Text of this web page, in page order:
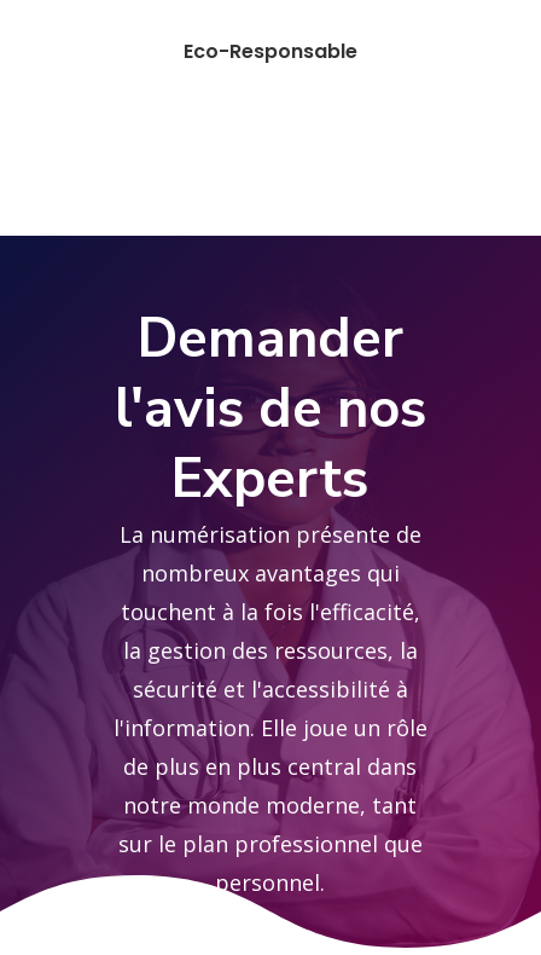
Eco-Responsable
Demander
l'avis de nos
Experts
La numérisation présente de
nombreux avantages qui
touchent à la fois l'efficacité,
la gestion des ressources, la
sécurité et l'accessibilité à
l'information. Elle joue un rôle
de plus en plus central dans
notre monde moderne, tant
sur le plan professionnel que
personnel.